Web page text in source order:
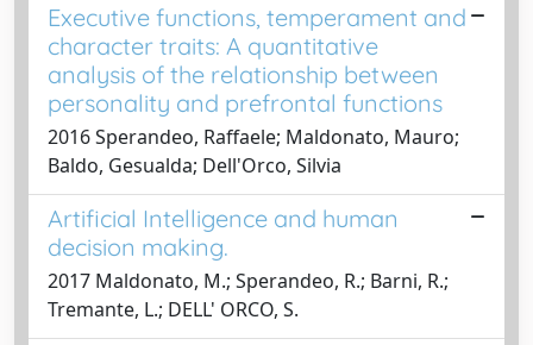
Executive functions, temperament and
character traits: A quantitative
analysis of the relationship between
personality and prefrontal functions
2016 Sperandeo, Raffaele; Maldonato, Mauro;
Baldo, Gesualda; Dell'Orco, Silvia
Artificial Intelligence and human
decision making.
2017 Maldonato, M.; Sperandeo, R.; Barni, R.;
Tremante, L.; DELL' ORCO, S.